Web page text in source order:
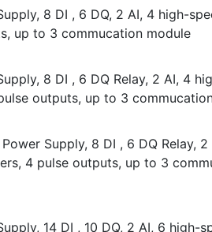
8 DI , 6 DQ, 2 AI, 4 high-
up to 3 commucation module
8 DI , 6 DQ Relay, 2 AI, 4
outputs, up to 3
Power Supply, 8 DI , 6 DQ Relay,
4 pulse outputs, up to 3
14 DI , 10 DQ, 2 AI, 6 high-